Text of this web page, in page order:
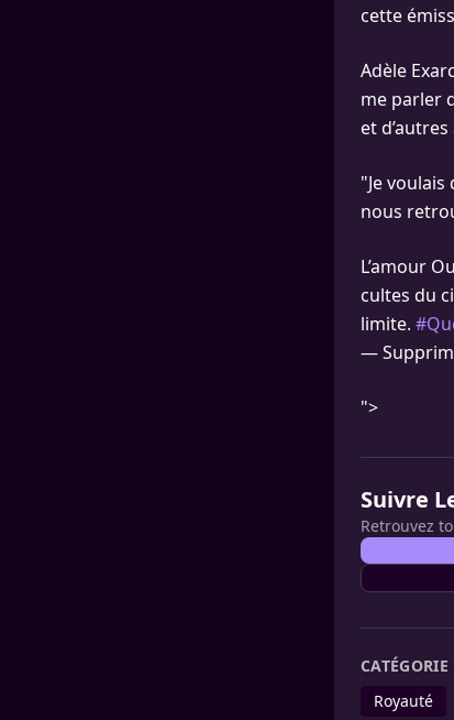
cette
Adèle
me parler
et
"Je
nous
L’amour
cultes du
limite.
—
">
Suivre
Retrouvez
CATÉGORIE
Royauté